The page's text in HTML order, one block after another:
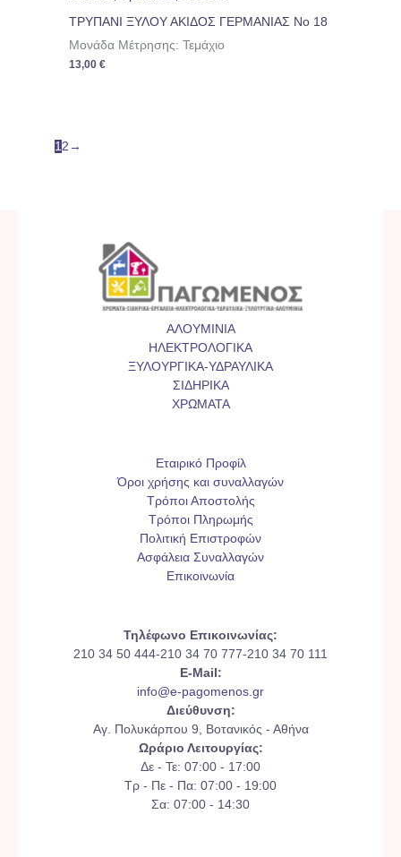
ΤΡΥΠΑΝΙ ΞΥΛΟΥ ΑΚΙΔΟΣ ΓΕΡΜΑΝΙΑΣ Νο 18
Μονάδα Μέτρησης: Τεμάχιο
13,00€
1 2 →
ΑΛΟΥΜΙΝΙΑ
ΗΛΕΚΤΡΟΛΟΓΙΚΑ
ΞΥΛΟΥΡΓΙΚΑ-ΥΔΡΑΥΛΙΚΑ
ΣΙΔΗΡΙΚΑ
ΧΡΩΜΑΤΑ
Εταιρικό Προφίλ
Όροι χρήσης και συναλλαγών
Τρόποι Αποστολής
Τρόποι Πληρωμής
Πολιτική Επιστροφών
Ασφάλεια Συναλλαγών
Επικοινωνία
Τηλέφωνο Επικοινωνίας:
210 34 50 444-210 34 70 777-210 34 70 111
E-Mail:
info@e-pagomenos.gr
Διεύθυνση:
Αγ. Πολυκάρπου 9, Βοτανικός - Αθήνα
Ωράριο Λειτουργίας:
Δε - Τε: 07:00 - 17:00
Τρ - Πε - Πα: 07:00 - 19:00
Σα: 07:00 - 14:30